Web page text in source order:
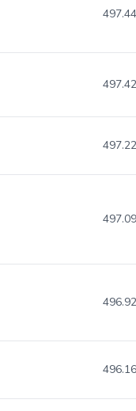
497.44
497.42
497.22
497.09
496.92
496.16